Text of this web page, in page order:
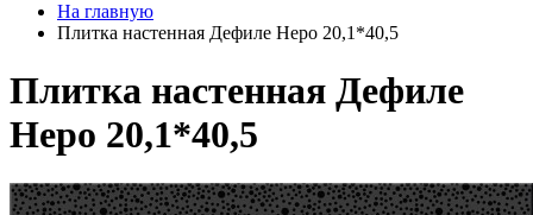
На главную
Плитка настенная Дефиле Неро 20,1*40,5
Плитка настенная Дефиле
Неро 20,1*40,5